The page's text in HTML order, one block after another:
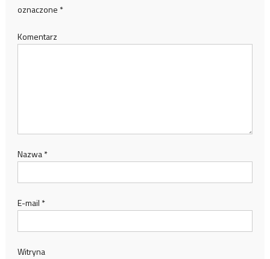
oznaczone *
Komentarz
Nazwa*
E-mail *
Witryna